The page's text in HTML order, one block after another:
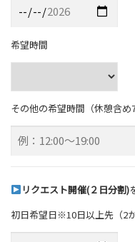
希望時間
その他の希望時間（休憩含め
リクエスト開催(２日分割)
初日希望日※10日以上先（2